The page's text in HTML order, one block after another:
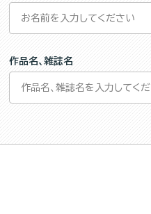
作品名、雑誌名